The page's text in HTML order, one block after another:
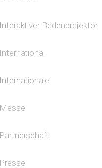
Interaktiver Bodenprojektor
International
Internationale
Messe
Partnerschaft
Presse